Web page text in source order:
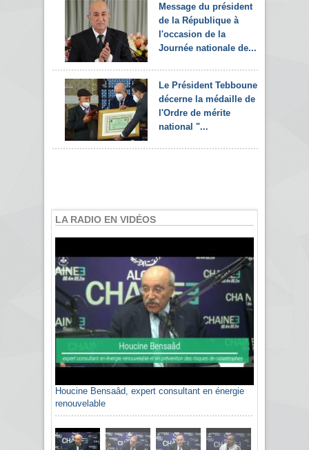
Message du président
de la République à
l'occasion de la
Journée nationale de...
Le Président Tebboune
décerne la médaille de
l'Ordre de mérite
national "...
LA RADIO EN VIDÉOS
Houcine Bensaâd, expert consultant en énergie
renouvelable
Sami Agli, président de la Confédération
algérienne du patronat citoyen CAPC